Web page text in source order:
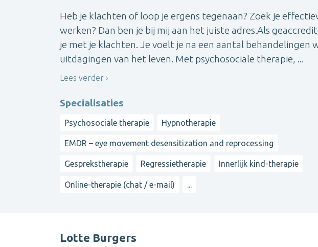
Heb je klachten of loop je ergens tegenaan? Zoek je
werken? Dan ben je bij mij aan het juiste adres.Als
je met je klachten. Je voelt je na een aantal behandelingen
uitdagingen van het leven. Met psychosociale therapie, ...
Lees verder
Specialisaties
Psychosociale therapie Hypnotherapie
EMDR – eye movement desensitization and reprocessing
Gesprekstherapie Regressietherapie Innerlijk kind-therapie
Online-therapie (chat / e-mail) ...
Lotte Burgers